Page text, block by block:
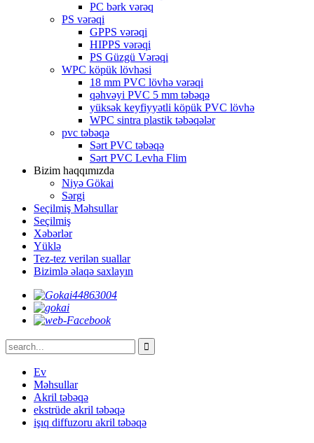
PC bərk vərəq
PS vərəqi
GPPS vərəqi
HIPPS vərəqi
PS Güzgü Vərəqi
WPC köpük lövhəsi
18 mm PVC lövhə vərəqi
qəhvəyi PVC 5 mm təbəqə
yüksək keyfiyyətli köpük PVC lövhə
WPC sintra plastik təbəqələr
pvc təbəqə
Sərt PVC təbəqə
Sərt PVC Levha Flim
Bizim haqqımızda
Niyə Gökai
Sərgi
Seçilmiş Məhsullar
Seçilmiş
Xəbərlər
Yüklə
Tez-tez verilən suallar
Bizimlə əlaqə saxlayın
Ev
Məhsullar
Akril təbəqə
ekstrüde akril təbəqə
işıq diffuzoru akril təbəqə